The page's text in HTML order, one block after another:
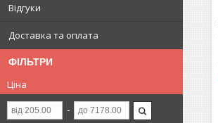
Відгуки
Доставка та оплата
ФІЛЬТРИ
Ціна